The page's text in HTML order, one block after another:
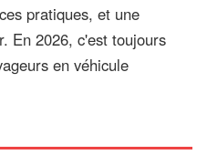
pratiques, et une
En 2026, c'est toujours
en véhicule